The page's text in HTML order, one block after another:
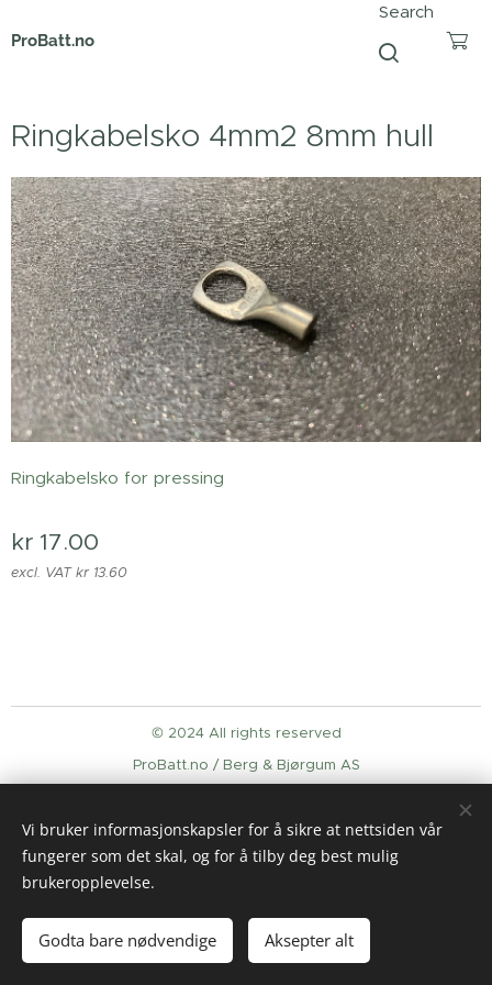
ProBatt.no
Search
Ringkabelsko 4mm2 8mm hull
Ringkabelsko for pressing
kr 17.00
excl. VAT kr 13.60
Add to cart
© 2024 All rights reserved
ProBatt.no / Berg & Bjørgum AS
Languages
English
Norsk
Vi bruker informasjonskapsler for å sikre at nettsiden vår
fungerer som det skal, og for å tilby deg best mulig
brukeropplevelse.
Godta bare nødvendige Aksepter alt